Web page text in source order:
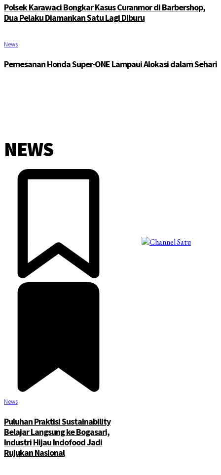
Polsek Karawaci Bongkar Kasus Curanmor di Barbershop,
Dua Pelaku Diamankan Satu Lagi Diburu
News
Pemesanan Honda Super-ONE Lampaui Alokasi dalam Sehari
NEWS
News
Puluhan Praktisi Sustainability
Belajar Langsung ke Bogasari,
Industri Hijau Indofood Jadi
Rujukan Nasional